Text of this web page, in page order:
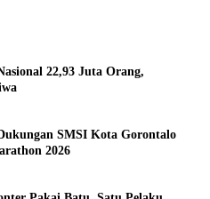
22,93 Juta Orang,
SMSI Kota Gorontalo
2026